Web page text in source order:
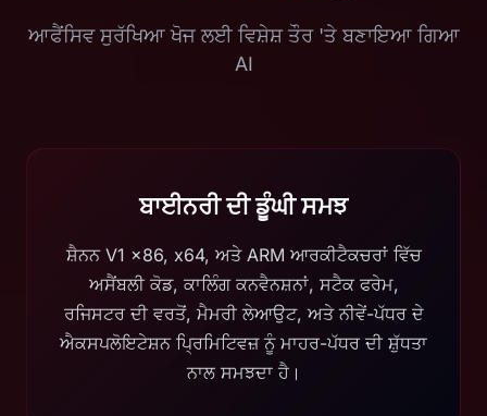
ਆਫੈਂਸਿਵ ਸੁਰੱਖਿਆ ਖੋਜ ਲਈ ਵਿਸ਼ੇਸ਼ ਤੌਰ 'ਤੇ ਬਣਾਇਆ ਗਿਆ
AI
ਬਾਈਨਰੀ ਦੀ ਡੂੰਘੀ ਸਮਝ
ਸ਼ੈਨਨ V1 x86, x64, ਅਤੇ ARM ਆਰਕੀਟੈਕਚਰਾਂ ਵਿੱਚ
ਅਸੈਂਬਲੀ ਕੋਡ, ਕਾਲਿੰਗ ਕਨਵੈਨਸ਼ਨਾਂ, ਸਟੈਕ ਫਰੇਮ,
ਰਜਿਸਟਰ ਦੀ ਵਰਤੋਂ, ਮੈਮਰੀ ਲੇਆਉਟ, ਅਤੇ ਨੀਵੇਂ-ਪੱਧਰ ਦੇ
ਐਕਸਪਲੋਇਟੇਸ਼ਨ ਪ੍ਰਿਮਿਟਿਵਜ਼ ਨੂੰ ਮਾਹਰ-ਪੱਧਰ ਦੀ ਸ਼ੁੱਧਤਾ
ਨਾਲ ਸਮਝਦਾ ਹੈ।